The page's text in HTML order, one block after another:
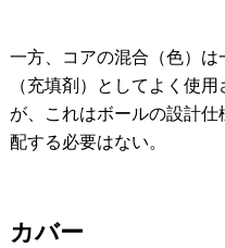
一方、コアの混合（色）
（充填剤）としてよく使
が、これはボールの設計
配する必要はない。
カバー